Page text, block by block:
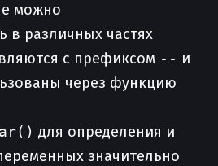
можно
в различных частях
с префиксом -- и
через функцию
для определения и
значительно